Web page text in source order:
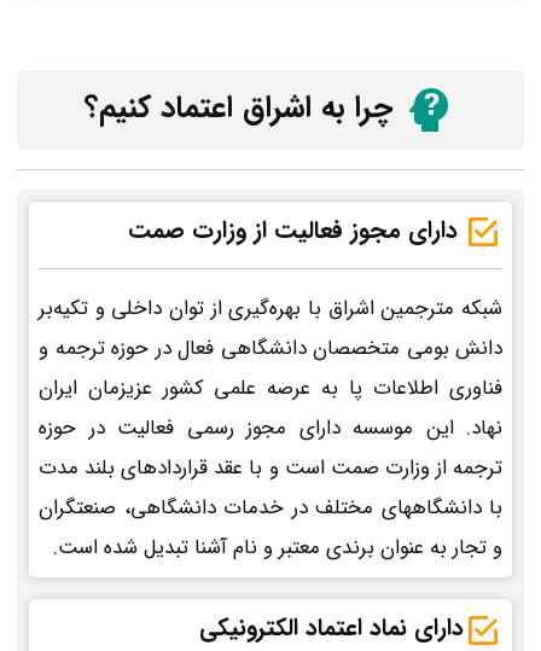
چرا به اشراق اعتماد کنیم؟
دارای مجوز فعالیت از وزارت صمت
شبکه مترجمین اشراق با بهره‌گیری از توان داخلی و تکیه‌بر
دانش بومی متخصصان دانشگاهی فعال در حوزه ترجمه و
فناوری اطلاعات پا به عرصه علمی کشور عزیزمان ایران
نهاد. این موسسه دارای مجوز رسمی فعالیت در حوزه
ترجمه از وزارت صمت است و با عقد قراردادهای بلند مدت
با دانشگاههای مختلف در خدمات دانشگاهی، صنعتگران
و تجار به عنوان برندی معتبر و نام آشنا تبدیل شده است.
دارای نماد اعتماد الکترونیکی